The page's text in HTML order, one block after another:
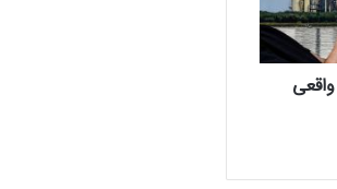
اینتل را در ویندوز Windows 11 24H2 کنار
اپل سال
همراه اول | مودم‌های رومیزی 5G انتخاب اول